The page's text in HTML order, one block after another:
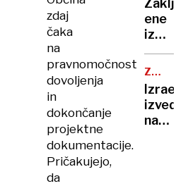
zdaj
čaka
na
pravnomočnost
dovoljenja
in
dokončanje
projektne
dokumentacije.
Pričakujejo,
da
je
pela,
Robert
Golob
uplenil
ene
izmed
akcij,
našli
ZRAČNI
NAPAD
Izrael
izvedel
napad